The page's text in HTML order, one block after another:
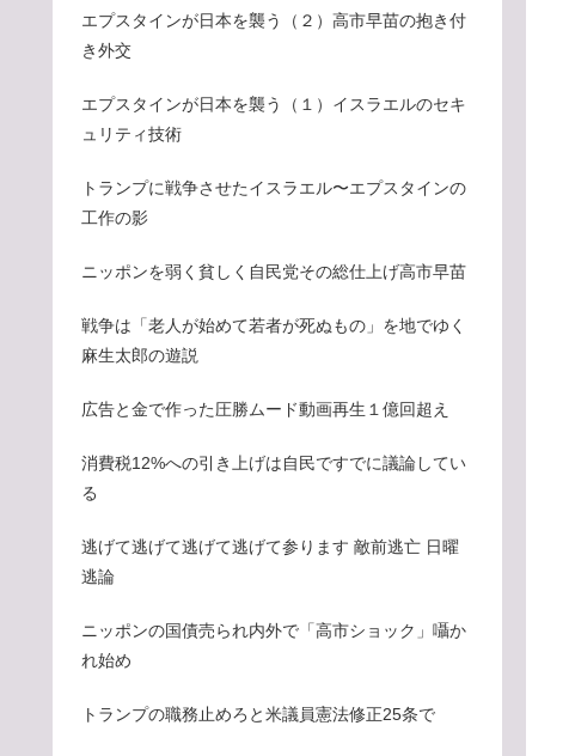
エプスタインが日本を襲う（２）高市早苗の抱き付
き外交
エプスタインが日本を襲う（１）イスラエルのセキ
ュリティ技術
トランプに戦争させたイスラエル〜エプスタインの
工作の影
ニッポンを弱く貧しく自民党その総仕上げ高市早苗
戦争は「老人が始めて若者が死ぬもの」を地でゆく
麻生太郎の遊説
広告と金で作った圧勝ムード動画再生１億回超え
消費税12%への引き上げは自民ですでに議論してい
る
逃げて逃げて逃げて逃げて参ります 敵前逃亡 日曜
逃論
ニッポンの国債売られ内外で「高市ショック」囁か
れ始め
トランプの職務止めろと米議員憲法修正25条で